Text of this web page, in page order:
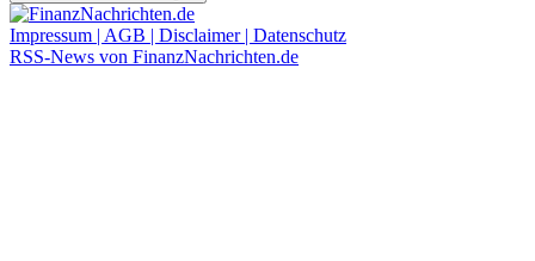
Impressum | AGB | Disclaimer | Datenschutz
RSS-News von FinanzNachrichten.de